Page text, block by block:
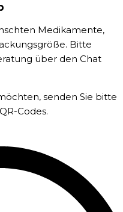
Medikamente,
Bitte
über den Chat
senden Sie bitte
Codes.